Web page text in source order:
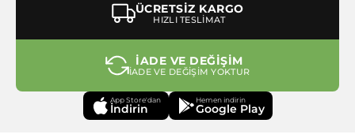
ÜCRETSİZ KARGO
HIZLI TESLİMAT
İADE VE DEĞİŞİM
İADE VE DEĞİŞİM YOKTUR
App Store'dan
İndirin
Hemen indirin
Google Play